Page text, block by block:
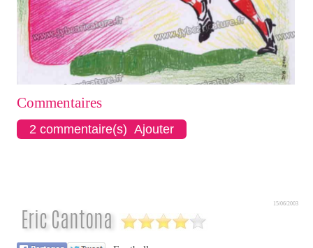
Commentaires
2 commentaire(s) Ajouter
Eric Cantona
15/06/2003